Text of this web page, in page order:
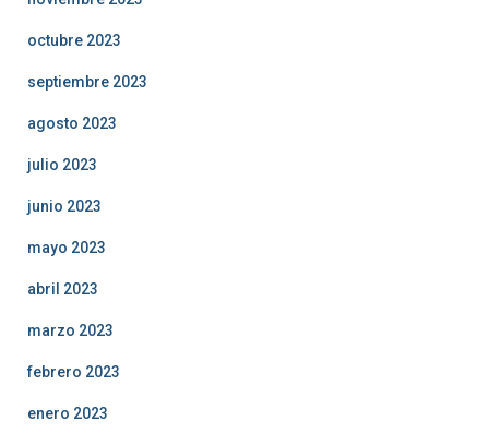
octubre 2023
septiembre 2023
agosto 2023
julio 2023
junio 2023
mayo 2023
abril 2023
marzo 2023
febrero 2023
enero 2023